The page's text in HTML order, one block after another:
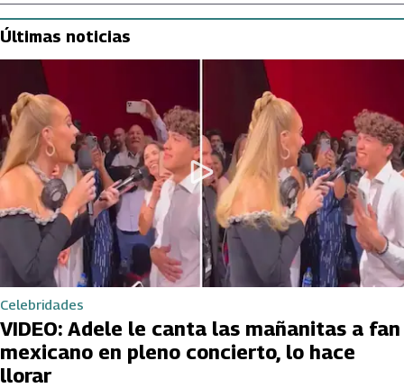
Últimas noticias
Celebridades
VIDEO: Adele le canta las mañanitas a fan
mexicano en pleno concierto, lo hace
llorar